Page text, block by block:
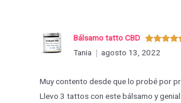
Valorado
con
Bálsamo tatto CBD
Tania
agosto 13, 2022
Muy contento desde que lo probé por
Llevo 3 tattos con este bálsamo y genial.